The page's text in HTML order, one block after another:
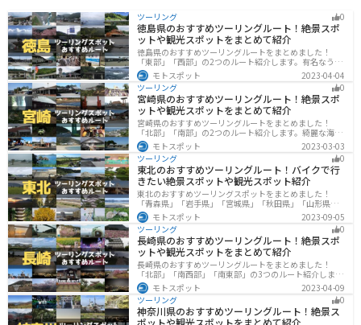
ツーリング 0
徳島県のおすすめツーリングルート！絶景スポ
ットや観光スポットをまとめて紹介
徳島県のおすすめツーリングルートをまとめました！
「東部」「西部」の2つのルート紹介します。有名なうず
しおや山を中心とした自然豊かなスポットが多数ありま
す。バイクで徳島県にツーリングに行く際は参考にして
ください。
モトスポット
2023-04-04
ツーリング
0
宮崎県のおすすめツーリングルート！絶景スポ
ットや観光スポットをまとめて紹介
宮崎県のおすすめツーリングルートをまとめました！
「北部」「南部」の2つのルート紹介します。綺麗な海岸
線が特徴的な海・自然豊かな山・趣のある神社を満喫す
るツーリングができます。バイクで宮崎県にツーリング
に行く際は参考にしてください。
モトスポット
2023-03-03
ツーリング
0
東北のおすすめツーリングルート！バイクで行
きたい絶景スポットや観光スポット紹介
東北のおすすめツーリングスポットをまとめました！
「青森県」「岩手県」「宮城県」「秋田県」「山形県」
「福島県」の各県の観光地紹介します。自然豊かな山々
や湖、温泉地が点在し、四季折々の景色を楽しめるスポ
ットが多数あります。バイクで東北にツーリングに行く
際は参考にしてください。
モトスポット
2023-09-05
ツーリング
0
長崎県のおすすめツーリングルート！絶景スポ
ットや観光スポットをまとめて紹介
長崎県のおすすめツーリングルートをまとめました！
「北部」「南西部」「南東部」の3つのルート紹介しま
す。国際色豊かな街並みや世界遺産、絶景ポイントが数
多く存在し、様々な楽しみ方ができます。バイクで長崎
県にツーリングに行く際は参考にしてください。
モトスポット
2023-04-09
ツーリング
0
神奈川県のおすすめツーリングルート！絶景ス